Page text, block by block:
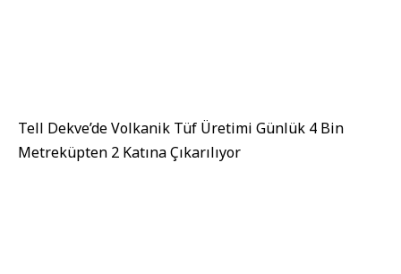
Tell Dekve’de Volkanik Tüf Üretimi Günlük 4 Bin
Metreküpten 2 Katına Çıkarılıyor